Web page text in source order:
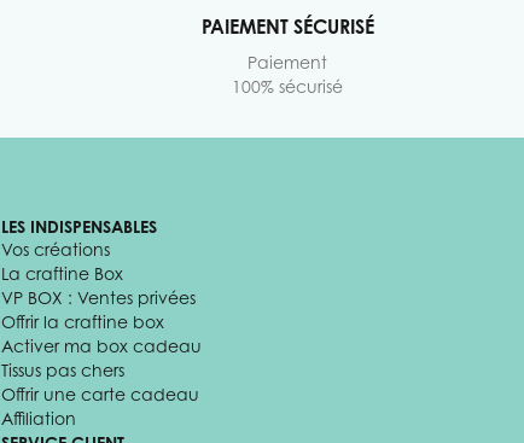
PAIEMENT SÉCURISÉ
Paiement
100% sécurisé
LES INDISPENSABLES
Vos créations
La craftine Box
VP BOX : Ventes privées
Offrir la craftine box
Activer ma box cadeau
Tissus pas chers
Offrir une carte cadeau
Affiliation